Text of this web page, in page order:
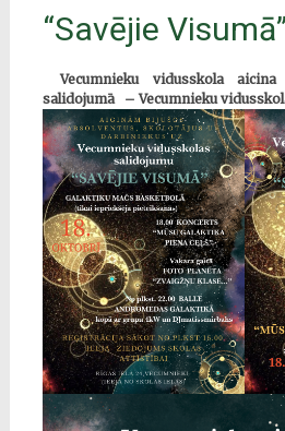
“Savējie Visumā”
Vecumnieku vidusskola
salidojumā – Vecumnieku